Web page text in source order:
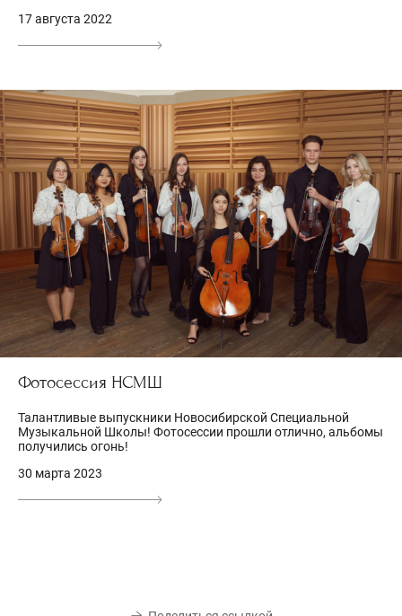
17 августа 2022
Фотосессия НСМШ
Талантливые выпускники Новосибирской Специальной
Музыкальной Школы! Фотосессии прошли отлично, альбомы
получились огонь!
30 марта 2023